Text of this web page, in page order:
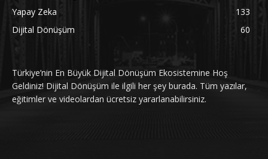
Yapay Zeka
133
Dijital Dönüşüm
60
Türkiye’nin En Büyük Dijital Dönüşüm Ekosistemine Hoş
Geldiniz! Dijital Dönüşüm ile ilgili her şey burada. Tüm yazılar,
eğitimler ve videolardan ücretsiz yararlanabilirsiniz.